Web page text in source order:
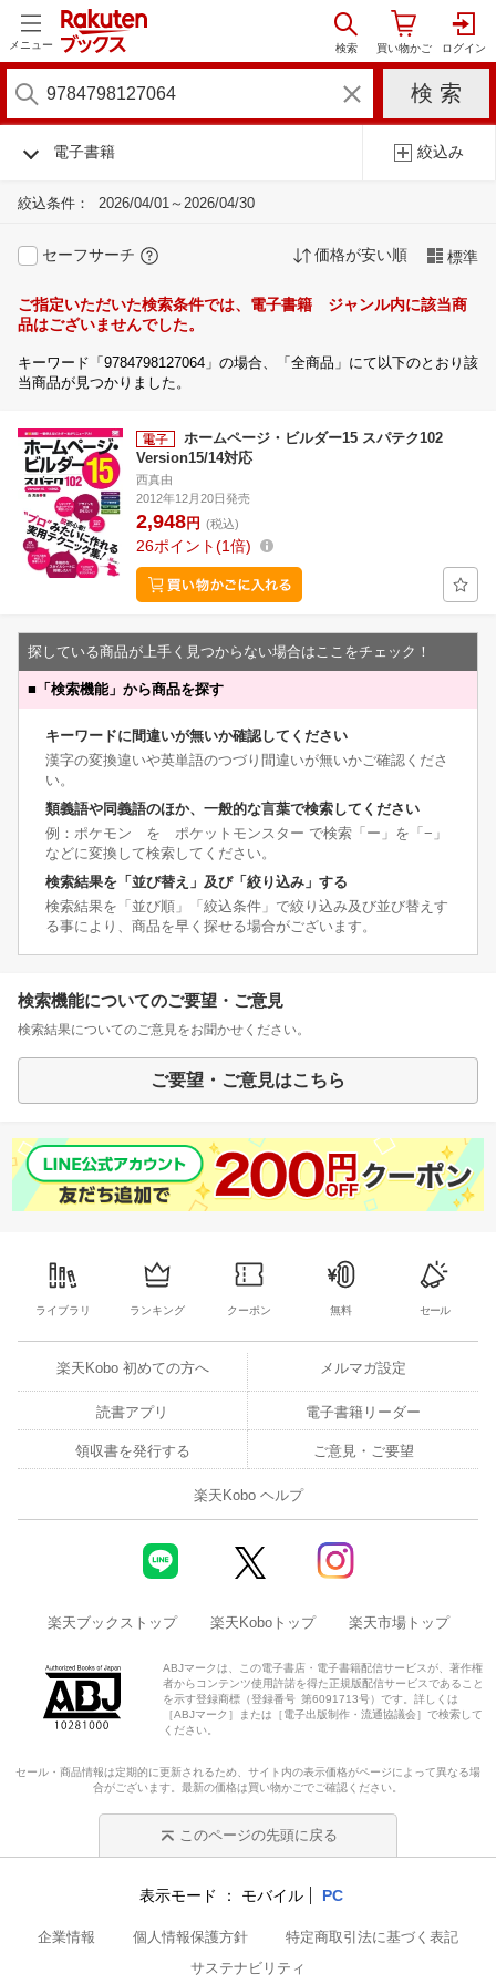
メニュー
電子書籍 絞込み
絞込条件： 2026/04/01～2026/04/30
セーフサーチ 価格が安い順 標準
ご指定いただいた検索条件では、電子書籍 ジャンル内に該当商
品はございませんでした。
キーワード「9784798127064」の場合、「全商品」にて以下のとおり該
当商品が見つかりました。
ホームページ・ビルダー15 スパテク102
Version15/14対応
西真由
2012年12月20日発売
2,948円 (税込)
26ポイント 1倍
探している商品が上手く見つからない場合はここをチェック！
■ 「検索機能」から商品を探す
キーワードに間違いが無いか確認してください
漢字の変換違いや英単語のつづり間違いが無いかご確認くださ
い。
類義語や同義語のほか、一般的な言葉で検索してください
例：ポケモン を ポケットモンスター で検索「ー」を「−」
などに変換して検索してください。
検索結果を「並び替え」及び「絞り込み」する
検索結果を「並び順」「絞込条件」で絞り込み及び並び替えす
る事により、商品を早く探せる場合がございます。
検索機能についてのご要望・ご意見
検索結果についてのご意見をお聞かせください。
ご要望・ご意見はこちら
ライブラリ ランキング クーポン 無料 セール
楽天Kobo 初めての方へ メルマガ設定
読書アプリ 電子書籍リーダー
領収書を発行する ご意見・ご要望
楽天Kobo ヘルプ
楽天ブックストップ 楽天Koboトップ 楽天市場トップ
ABJマークは、この電子書店・電子書籍配信サービスが、著作権
者からコンテンツ使用許諾を得た正規版配信サービスであること
を示す登録商標（登録番号 第6091713号）です。詳しくは
［ABJマーク］または［電子出版制作・流通協議会］で検索して
ください。
セール・商品情報は定期的に更新されるため、サイト内の表示価格がページによって異なる場
合がございます。最新の価格は買い物かごでご確認ください。
このページの先頭に戻る
表示モード モバイル PC
企業情報 個人情報保護方針
特定商取引法に基づく表記
サステナビリティ